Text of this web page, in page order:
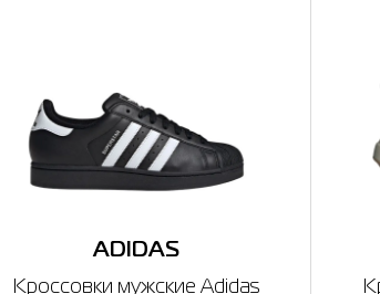
ADIDAS
Кроссовки мужские Adidas